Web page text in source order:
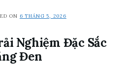
ON 6 THÁNG 5, 2026
Nghiệm Đặc Sắc
Đen